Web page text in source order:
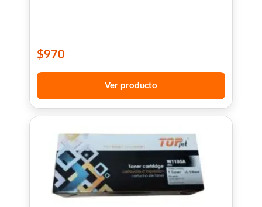
L6300/HL-L6400/MFC-
L5700/L5800/L5850/L5900/L6700/L6750/L6800/
$970
Ver producto